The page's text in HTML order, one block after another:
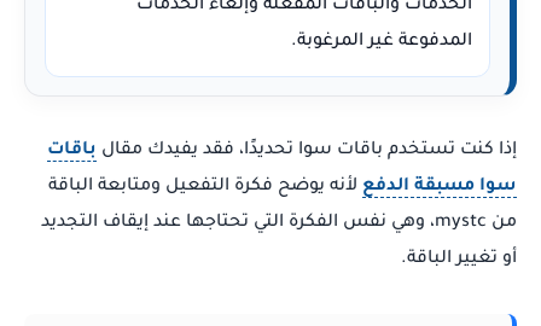
الخدمات والباقات المفعلة وإلغاء الخدمات
المدفوعة غير المرغوبة.
إذا كنت تستخدم باقات سوا تحديدًا، فقد يفيدك مقال باقات
سوا مسبقة الدفع لأنه يوضح فكرة التفعيل ومتابعة الباقة
من mystc، وهي نفس الفكرة التي تحتاجها عند إيقاف التجديد
أو تغيير الباقة.